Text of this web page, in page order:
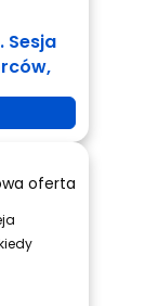
Sesja
oferta